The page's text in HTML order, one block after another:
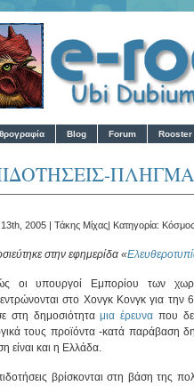
Blog Forum Rooster
2005 | Τάκης Μίχας| Κατηγορία: Κόσμος
στην εφημερίδα «
οι υπουργοί Εμπορίου των
στο Χονγκ Κονγκ για
στη δημοσιότηταμια έρευνα που
τους προϊόντα -κατά παράβαση
είναι και η Ελλάδα.
βρίσκονται στη βάση της